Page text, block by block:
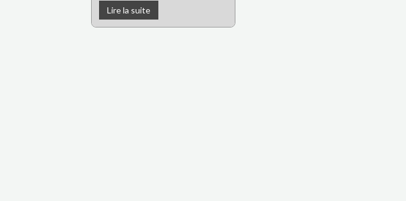
aggravant la situation
sanitaire déjà dramatique.
Lire la suite